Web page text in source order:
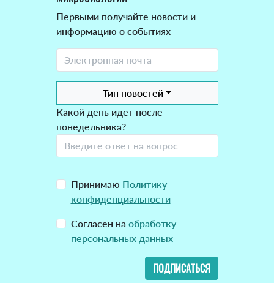
Первыми получайте новости и
информацию о событиях
Тип новостей
Какой день идет после
понедельника?
Принимаю Политику
конфиденциальности
Согласен на обработку
персональных данных
ПОДПИСАТЬСЯ